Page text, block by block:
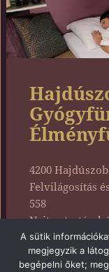
4200
Felvilágosítás
558
Nyitva tartás:
Honlap
A sütik
megjegyzik a
begépelni őket;